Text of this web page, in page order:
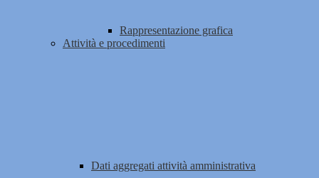
Rappresentazione grafica
Attività e procedimenti
Dati aggregati attività amministrativa